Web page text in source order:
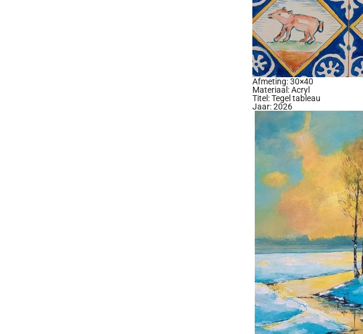
Afmeting: 30×40
Materiaal: Acryl
Titel: Tegel tableau
Jaar: 2026